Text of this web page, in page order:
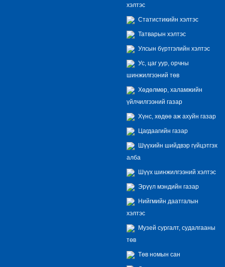
хэлтэс
Статистикийн хэлтэс
Татварын хэлтэс
Улсын бүртгэлийн хэлтэс
Ус, цаг уур, орчны
шинжилгээний төв
Хөдөлмөр, халамжийн
үйлчилгээний газар
Хүнс, хөдөө аж ахуйн газар
Цагдаагийн газар
Шүүхийн шийдвэр гүйцэтгэх
алба
Шүүх шинжилгээний хэлтэс
Эрүүл мэндийн газар
Нийгмийн даатгалын
хэлтэс
Музей сургалт, судалгааны
төв
Төв номын сан